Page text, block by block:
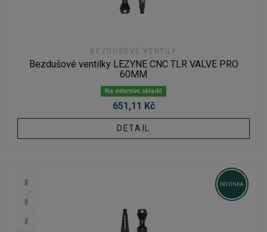
BEZDUŠOVÉ VENTILY
Bezdušové ventilky LEZYNE CNC TLR VALVE PRO
60MM
Na externím skladě
651,11 Kč
DETAIL
NOVINKA